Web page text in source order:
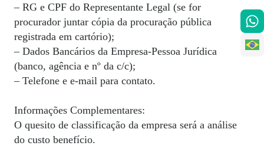
– RG e CPF do Representante Legal (se for
procurador juntar cópia da procuração pública
registrada em cartório);
– Dados Bancários da Empresa-Pessoa Jurídica
(banco, agência e nº da c/c);
– Telefone e e-mail para contato.
Informações Complementares:
O quesito de classificação da empresa será a análise
do custo benefício.